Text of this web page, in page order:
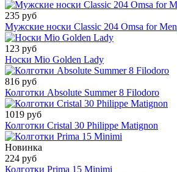
235 руб
Мужские носки Classic 204 Omsa for Men
123 руб
Носки Mio Golden Lady
816 руб
Колготки Absolute Summer 8 Filodoro
1019 руб
Колготки Cristal 30 Philippe Matignon
Новинка
224 руб
Колготки Prima 15 Minimi